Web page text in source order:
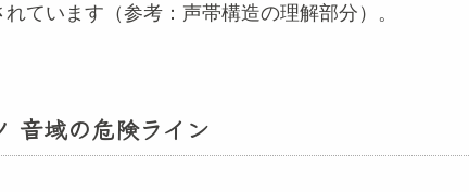
ています（参考：声帯構造の理解部分）。
音域の危険ライン